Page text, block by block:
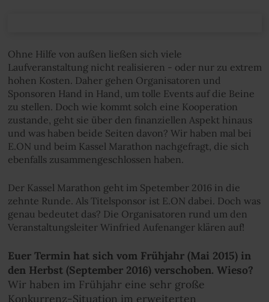
Ohne Hilfe von außen ließen sich viele
Laufveranstaltung nicht realisieren - oder nur zu extrem
hohen Kosten. Daher gehen Organisatoren und
Sponsoren Hand in Hand, um tolle Events auf die Beine
zu stellen. Doch wie kommt solch eine Kooperation
zustande, geht sie über den finanziellen Aspekt hinaus
und was haben beide Seiten davon? Wir haben mal bei
E.ON und beim Kassel Marathon nachgefragt, die sich
ebenfalls zusammengeschlossen haben.
Der Kassel Marathon geht im Spetember 2016 in die
zehnte Runde. Als Titelsponsor ist E.ON dabei. Doch was
genau bedeutet das? Die Organisatoren rund um den
Veranstaltungsleiter Winfried Aufenanger klären auf!
Euer Termin hat sich vom Frühjahr (Mai 2015) in
den Herbst (September 2016) verschoben. Wieso?
Wir haben im Frühjahr eine sehr große
Konkurrenz-Situation im erweiterten